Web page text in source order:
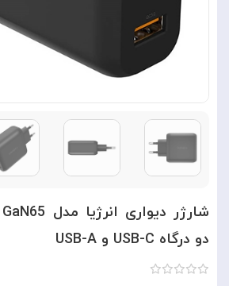
دو درگاه USB-C و USB-A